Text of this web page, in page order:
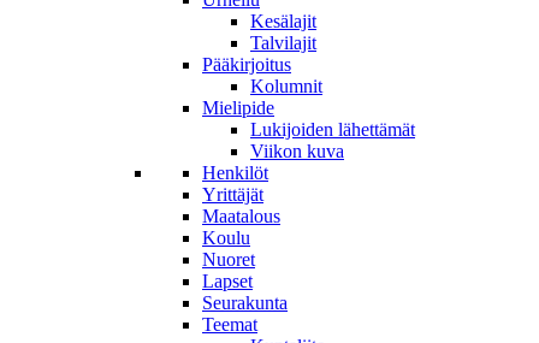
Kesälajit
Talvilajit
Pääkirjoitus
Kolumnit
Mielipide
Lukijoiden lähettämät
Viikon kuva
Henkilöt
Yrittäjät
Maatalous
Koulu
Nuoret
Lapset
Seurakunta
Teemat